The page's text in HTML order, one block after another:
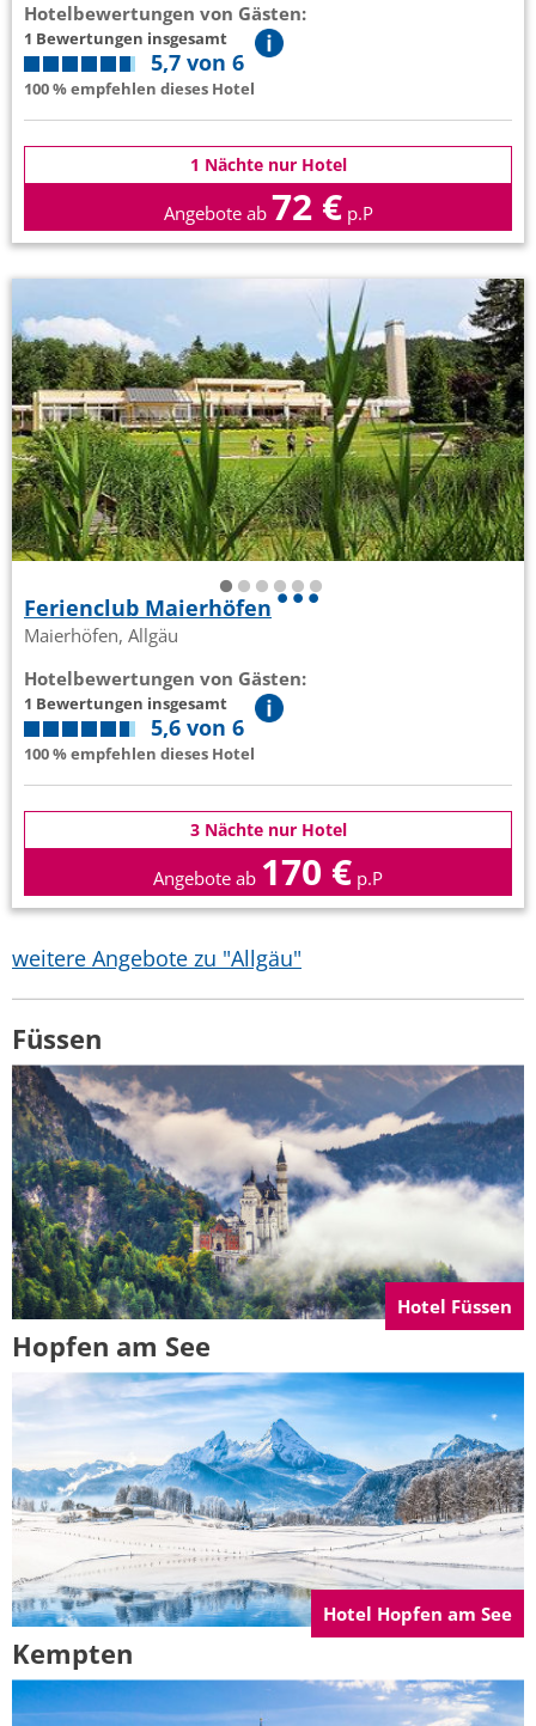
Hotelbewertungen von Gästen:
1 Bewertungen insgesamt
5,7 von 6
100 % empfehlen dieses Hotel
1 Nächte nur Hotel
Angebote ab 72 € p.P
Ferienclub Maierhöfen
Maierhöfen, Allgäu
Hotelbewertungen von Gästen:
1 Bewertungen insgesamt
5,6 von 6
100 % empfehlen dieses Hotel
3 Nächte nur Hotel
Angebote ab 170 € p.P
weitere Angebote zu "Allgäu"
Füssen
Hotel Füssen
Hopfen am See
Hotel Hopfen am See
Kempten